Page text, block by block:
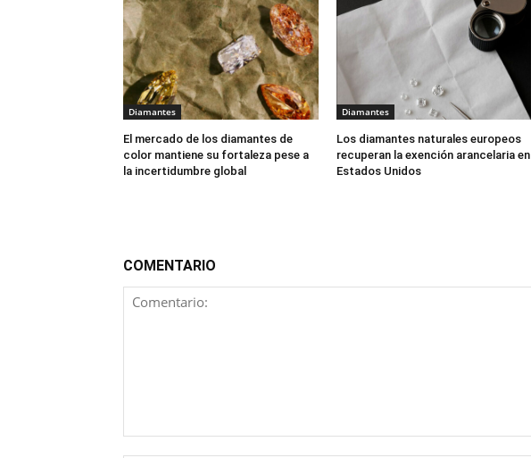
Diamantes
El mercado de los diamantes de
color mantiene su fortaleza pese a
la incertidumbre global
Diamantes
Los diamantes naturales europeos
recuperan la exención arancelaria en
Estados Unidos
COMENTARIO